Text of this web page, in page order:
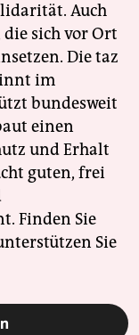
Auch
sich vor Ort
Die taz
im
bundesweit
einen
und Erhalt
guten, frei
Finden Sie
Sie